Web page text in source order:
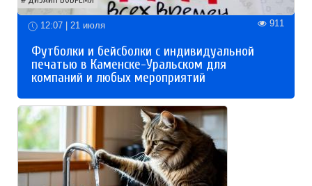
12:07 | 21 июля 911
Футболки и бейсболки с индивидуальной
печатью в Каменске-Уральском для
компаний и любых мероприятий